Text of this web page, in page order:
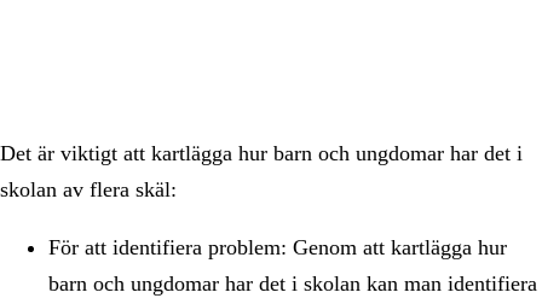
Det är viktigt att kartlägga hur barn och ungdomar har det i
skolan av flera skäl:
För att identifiera problem: Genom att kartlägga hur
barn och ungdomar har det i skolan kan man identifiera